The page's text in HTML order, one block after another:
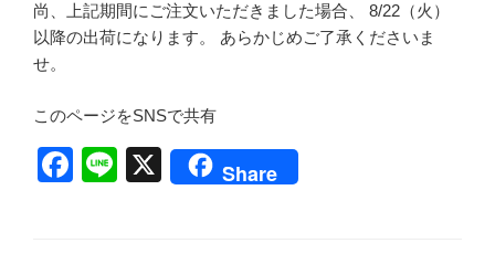
尚、上記期間にご注文いただきました場合、 8/22（火）
以降の出荷になります。 あらかじめご了承くださいま
せ。
このページをSNSで共有
F
Li
X Share